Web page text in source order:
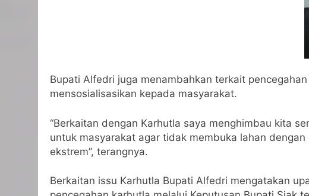
Bupati Alfedri juga menambahkan terkait
mensosialisasikan kepada masyarakat.
“Berkaitan dengan Karhutla saya menghimbau kita
untuk masyarakat agar tidak membuka lahan
ekstrem”, terangnya.
Berkaitan issu Karhutla Bupati Alfedri mengatakan